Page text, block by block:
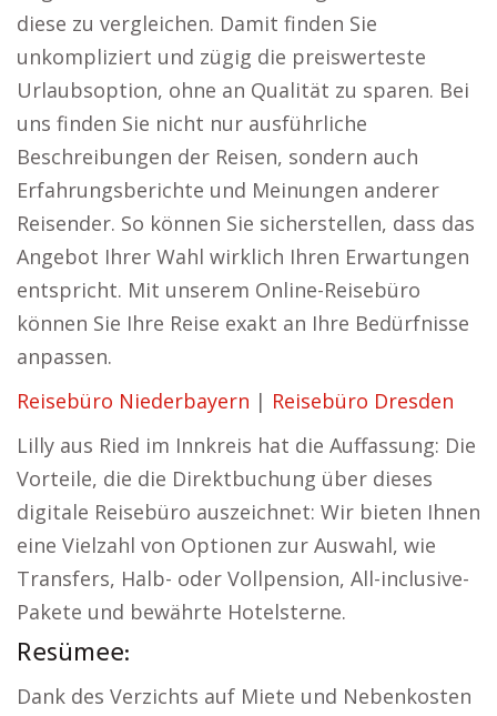
diese zu vergleichen. Damit finden Sie
unkompliziert und zügig die preiswerteste
Urlaubsoption, ohne an Qualität zu sparen. Bei
uns finden Sie nicht nur ausführliche
Beschreibungen der Reisen, sondern auch
Erfahrungsberichte und Meinungen anderer
Reisender. So können Sie sicherstellen, dass das
Angebot Ihrer Wahl wirklich Ihren Erwartungen
entspricht. Mit unserem Online-Reisebüro
können Sie Ihre Reise exakt an Ihre Bedürfnisse
anpassen.
Reisebüro Niederbayern | Reisebüro Dresden
Lilly aus Ried im Innkreis hat die Auffassung: Die
Vorteile, die die Direktbuchung über dieses
digitale Reisebüro auszeichnet: Wir bieten Ihnen
eine Vielzahl von Optionen zur Auswahl, wie
Transfers, Halb- oder Vollpension, All-inclusive-
Pakete und bewährte Hotelsterne.
Resümee:
Dank des Verzichts auf Miete und Nebenkosten